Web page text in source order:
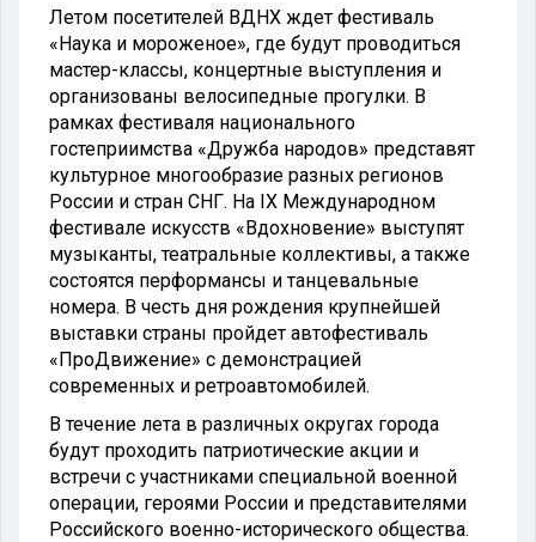
Летом посетителей ВДНХ ждет фестиваль
«Наука и мороженое», где будут проводиться
мастер-классы, концертные выступления и
организованы велосипедные прогулки. В
рамках фестиваля национального
гостеприимства «Дружба народов» представят
культурное многообразие разных регионов
России и стран СНГ. На IX Международном
фестивале искусств «Вдохновение» выступят
музыканты, театральные коллективы, а также
состоятся перформансы и танцевальные
номера. В честь дня рождения крупнейшей
выставки страны пройдет автофестиваль
«ПроДвижение» с демонстрацией
современных и ретроавтомобилей.
В течение лета в различных округах города
будут проходить патриотические акции и
встречи с участниками специальной военной
операции, героями России и представителями
Российского военно-исторического общества.